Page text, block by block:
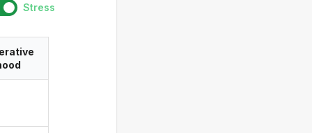
Stress